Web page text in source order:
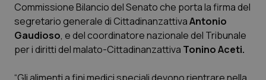
QS Pro
Professionisti Sanitari.AI
Abruzzo
QS Pro Gold
Commissione Bilancio del Senato che porta la firma del
segretario generale di CittadinanzattivaAntonio
Gaudioso, e del coordinatore nazionale del Tribunale
per i diritti del malato-Cittadinanzattiva Tonino Aceti.